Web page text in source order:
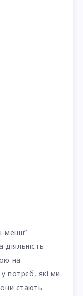
менш”
на
потреб, які ми
стають